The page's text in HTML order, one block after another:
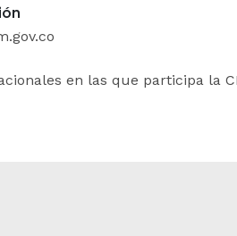
en las que participa la